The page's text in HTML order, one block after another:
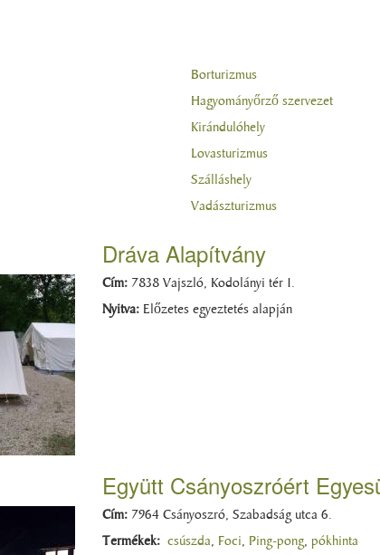
Borturizmus
Hagyományőrző szervezet
Kirándulóhely
Lovasturizmus
Szálláshely
Vadászturizmus
Dráva Alapítvány
Cím: 7838 Vajszló, Kodolányi tér 1.
Nyitva: Előzetes egyeztetés alapján
Együtt Csányoszróért
Cím: 7964 Csányoszró, Szabadság utca 6.
Termékek: csúszda, Foci, Ping-pong, pókhinta